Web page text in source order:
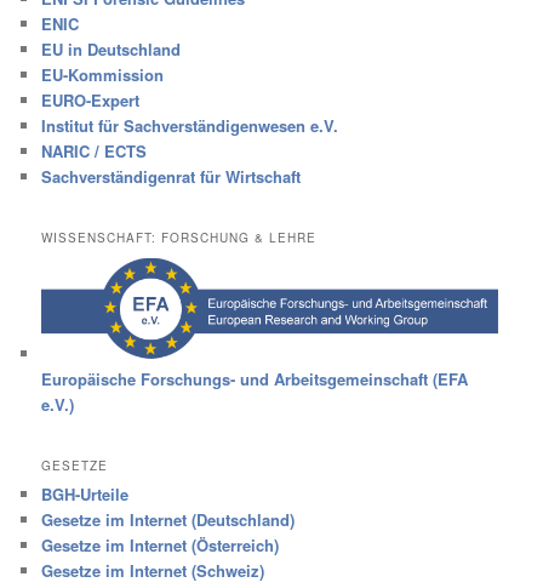
ENIC
EU in Deutschland
EU-Kommission
EURO-Expert
Institut für Sachverständigenwesen e.V.
NARIC / ECTS
Sachverständigenrat für Wirtschaft
WISSENSCHAFT: FORSCHUNG & LEHRE
Europäische Forschungs- und Arbeitsgemeinschaft (EFA
e.V.)
GESETZE
BGH-Urteile
Gesetze im Internet (Deutschland)
Gesetze im Internet (Österreich)
Gesetze im Internet (Schweiz)